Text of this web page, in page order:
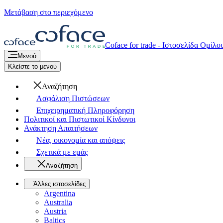
Μετάβαση στο περιεχόμενο
Coface for trade - Ιστοσελίδα
Μενού
Κλείστε το μενού
Αναζήτηση
Ασφάλιση Πιστώσεων
Επιχειρηματική Πληροφόρηση
Πολιτικοί και Πιστωτικοί Κίνδυνοι
Ανάκτηση Απαιτήσεων
Νέα, οικονομία και απόψεις
Σχετικά με εμάς
Αναζήτηση
Άλλες ιστοσελίδες
Argentina
Australia
Austria
Baltics